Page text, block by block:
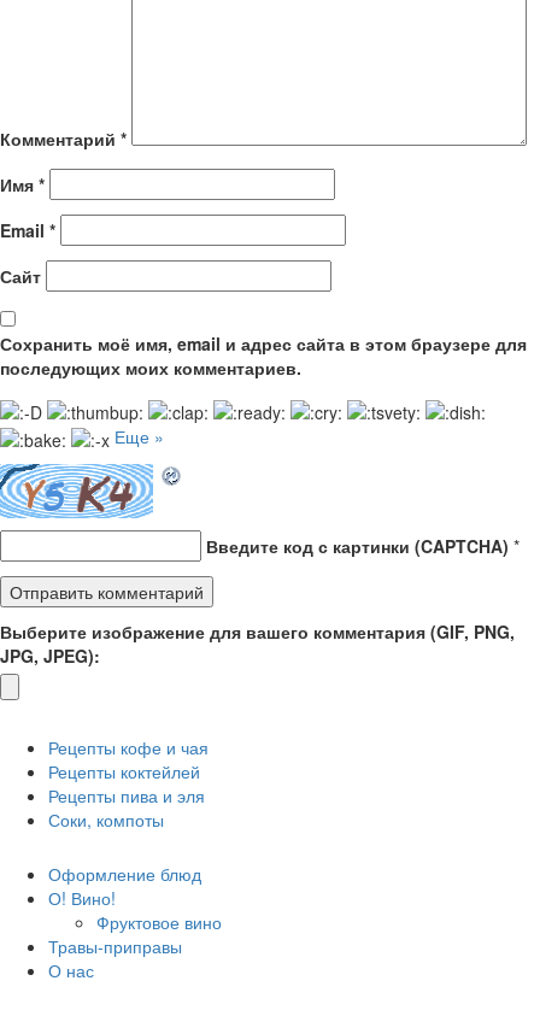
Комментарий *
Имя *
Email *
Сайт
Сохранить моё имя, email и адрес сайта в этом браузере для
последующих моих комментариев.
Еще »
Введите код с картинки (CAPTCHA) *
Выберите изображение для вашего комментария (GIF, PNG,
JPG, JPEG):
Рецепты кофе и чая
Рецепты коктейлей
Рецепты пива и эля
Соки, компоты
Оформление блюд
О! Вино!
Фруктовое вино
Травы-приправы
О нас